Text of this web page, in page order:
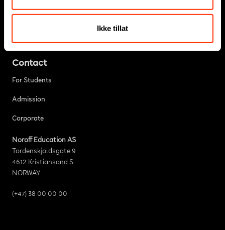
Ikke tillat
Use of cookies on noroff.no
Contact
For Students
Admission
Corporate
Noroff Education AS
Tordenskjoldsgate 9
4612 Kristiansand S
NORWAY
(+47) 38 00 00 00